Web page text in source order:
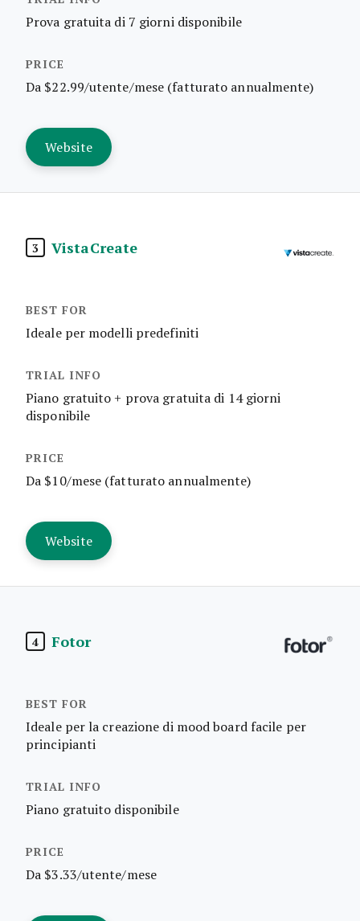
Prova gratuita di 7 giorni disponibile
Da $22.99/utente/mese (fatturato annualmente)
Website
3 VistaCreate
Ideale per modelli predefiniti
Piano gratuito + prova gratuita di 14 giorni
disponibile
Da $10/mese (fatturato annualmente)
Website
4 Fotor
Ideale per la creazione di mood board facile per
principianti
Piano gratuito disponibile
Da $3.33/utente/mese